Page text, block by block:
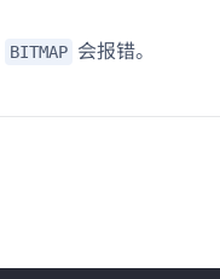
BITMAP 会报错。